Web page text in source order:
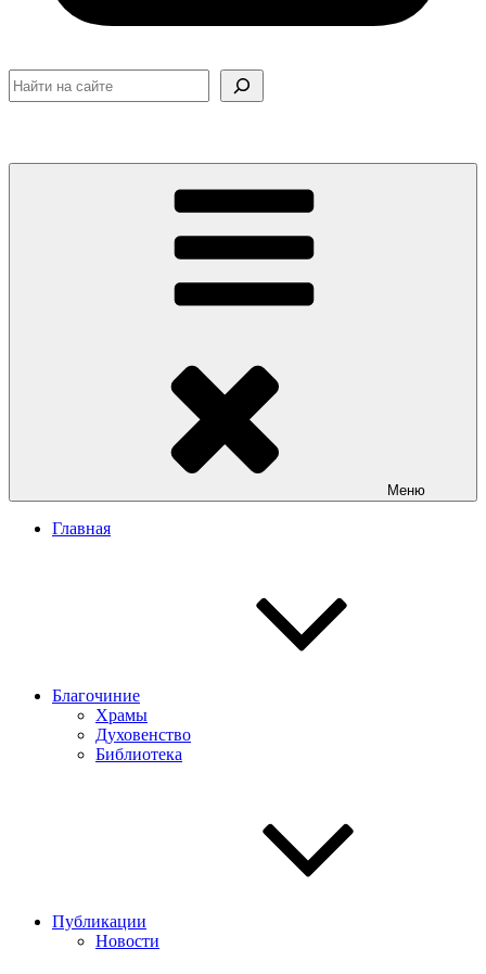
Поиск
Меню
Главная
Благочиние
Храмы
Духовенство
Библиотека
Публикации
Новости